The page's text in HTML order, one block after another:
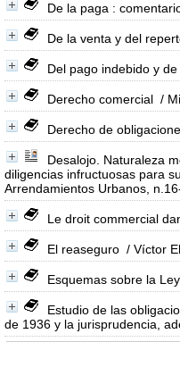
De la paga :
De la venta y del
Del pago indebido y de
Derecho comercial /
Derecho de
Desalojo. Naturaleza
diligencias infructuosas para
Arrendamientos Urbanos,
Le droit commercial
El reaseguro / Víctor
Esquemas sobre la
Estudio de las
de 1936 y la jurisprudencia,